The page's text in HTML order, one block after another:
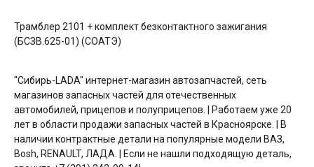
Трамблер 2101 + комплект безконтактного зажигания
(БСЗВ.625-01) (СОАТЭ)
"Сибирь-LADA" интернет-магазин автозапчастей, сеть
магазинов запасных частей для отечественных
автомобилей, прицепов и полуприцепов. | Работаем уже 20
лет в области продажи запасных частей в Красноярске. | В
наличии контрактные детали на популярные модели ВАЗ,
Bosh, RENAULT, ЛАДА. | Если не нашли подходящую деталь,